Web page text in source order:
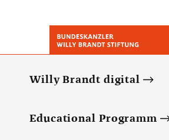
Willy Brandt digital
Educational Programm